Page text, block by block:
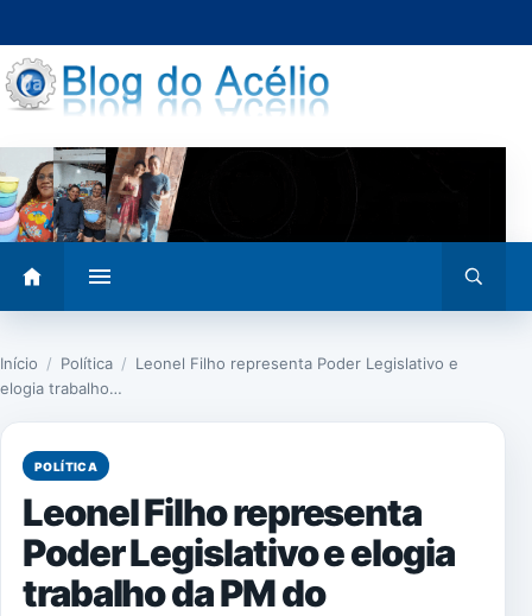
para
o
conteúdo
menu
busca
Início / Política / Leonel Filho representa Poder Legislativo e
elogia trabalho…
POLÍTICA
Leonel Filho representa
Poder Legislativo e elogia
trabalho da PM do